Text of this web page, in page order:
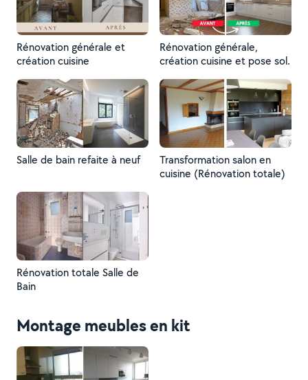
Rénovation générale et
création cuisine
Rénovation générale,
création cuisine et pose sol.
Salle de bain refaite à neuf
Transformation salon en
cuisine (Rénovation totale)
Rénovation totale Salle de
Bain
Montage meubles en kit